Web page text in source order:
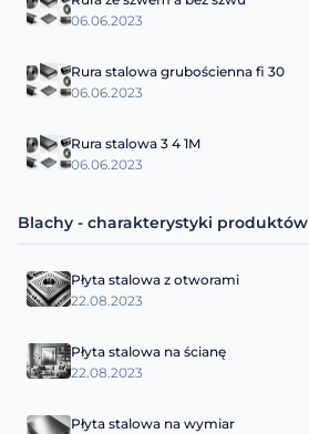
06.06.2023
Rura stalowa grubościenna fi 30
06.06.2023
Rura stalowa 3 4 1M
06.06.2023
Blachy - charakterystyki produktów
Płyta stalowa z otworami
22.08.2023
Płyta stalowa na ścianę
22.08.2023
Płyta stalowa na wymiar